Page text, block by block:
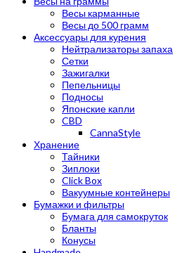
Весы карманные
Весы до 500 грамм
Аксессуары для курения
Нейтрализаторы запаха
Сетки
Зажигалки
Пепельницы
Подносы
Японские капли
CBD
CannaStyle
Хранение
Тайники
Зиплоки
Click Box
Вакуумные контейнеры
Бумажки и фильтры
Бумага для самокруток
Бланты
Конусы